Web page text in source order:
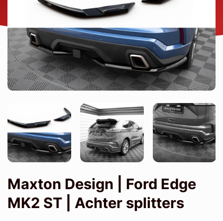
Maxton Design | Ford Edge
MK2 ST | Achter splitters